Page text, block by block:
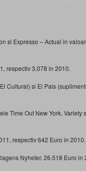
si Expresso – Actual in
respectiv 3.078 in 2010.
Cultural) si El Pais
Time Out New York,
respectiv 642 Euro in 2010.
Nyheter. 26.518 Euro